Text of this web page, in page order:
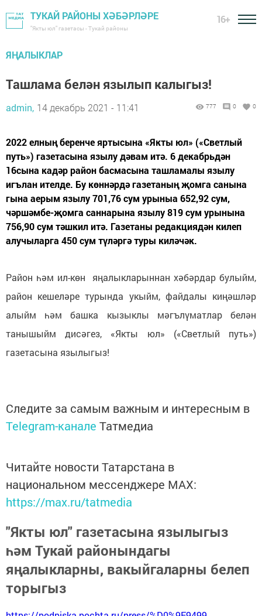
ТУКАЙ РАЙОНЫ ХӘБӘРЛӘРЕ
"Якты юл" газетасы - Тукай районы
16+
ЯҢАЛЫКЛАР
Ташлама белән язылып калыгыз!
admin, 14 декабрь 2021 - 11:41 777 0 0
2022 елның беренче яртысына «Якты юл» («Светлый
путь») газетасына язылу дәвам итә. 6 декабрьдән
16сына кадәр район басмасына ташламалы язылу
игълан ителде. Бу көннәрдә газетаның җомга санына
гына аерым язылу 701,76 сум урыныа 652,92 сум,
чәршәмбе-җомга саннарына язылу 819 сум урынына
756,90 сум тәшкил итә. Газетаны редакциядән килеп
алучыларга 450 сум түләргә туры киләчәк.
Район һәм ил-көн яңалыкларыннан хәбәрдар булыйм,
район кешеләре турында укыйм, файдалы киңәшләр
алыйм һәм башка кызыклы мәгълүматлар белән
танышыйм дисәгез, «Якты юл» («Светлый путь»)
газетасына язылыгыз!
Следите за самым важным и интересным в
Telegram-канале Татмедиа
Читайте новости Татарстана в
национальном мессенджере MАХ:
https://max.ru/tatmedia
"Якты юл" газетасына язылыгыз
һәм Тукай районындагы
яңалыкларны, вакыйгаларны белеп
торыгыз